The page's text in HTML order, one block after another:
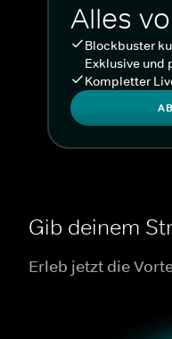
Alles
Blockbuster
Exklusive und
Kompletter
Gib deinem
Erleb jetzt die